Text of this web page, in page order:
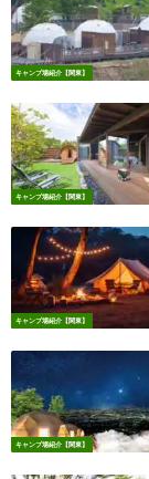
キャンプ場紹介【関東】
キャンプ場紹介【関東】
キャンプ場紹介【関東】
キャンプ場紹介【関東】